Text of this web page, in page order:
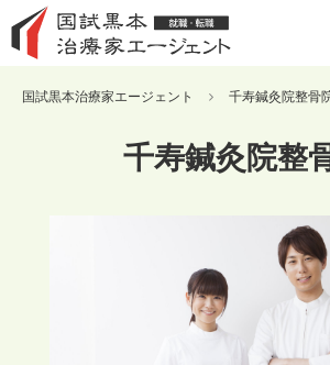
国試黒本治療家エージェント 千寿鍼灸院整骨
千寿鍼灸院整